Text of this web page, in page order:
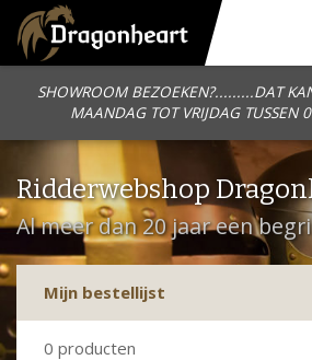
SHOWROOM BEZOEKEN?.........DAT
MAANDAG TOT VRIJDAG TUSSEN
Ridderwebshop
Al meer dan 20 jaar een
Mijn bestellijst
0 producten